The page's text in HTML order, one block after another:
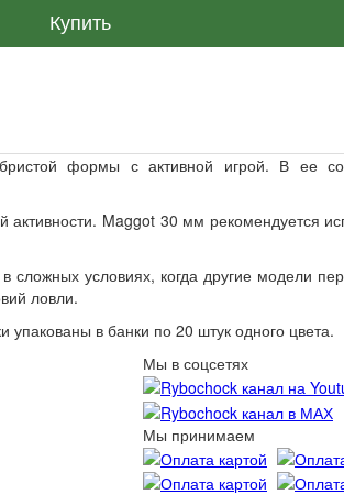
Купить
формы с активной игрой. В ее
Maggot 30 мм рекомендуется
условиях, когда другие модели
ловли.
в банки по 20 штук одного цвета.
Мы в соцсетях
Мы принимаем